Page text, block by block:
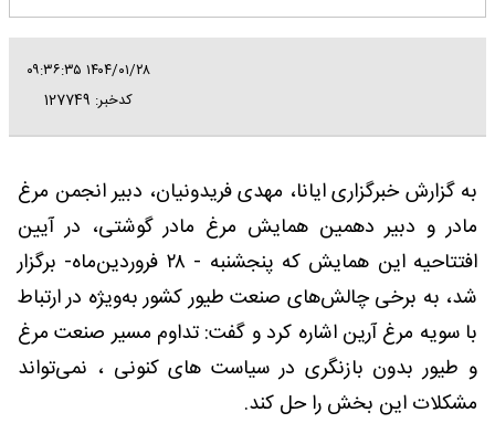
۱۴۰۴/۰۱/۲۸ ۰۹:۳۶:۳۵
کدخبر: 127749
به گزارش خبرگزاری ایانا، مهدی فریدونیان، دبیر انجمن مرغ
مادر و دبیر دهمین همایش مرغ مادر گوشتی، در آیین
افتتاحیه این همایش که پنجشنبه - ۲۸ فروردین‌ماه- برگزار
شد، به برخی چالش‌های صنعت طیور کشور به‌ویژه در ارتباط
با سویه مرغ آرین اشاره کرد و گفت: تداوم مسیر صنعت مرغ
و طیور بدون بازنگری در سیاست های کنونی ، نمی‌تواند
مشکلات این بخش را حل کند.